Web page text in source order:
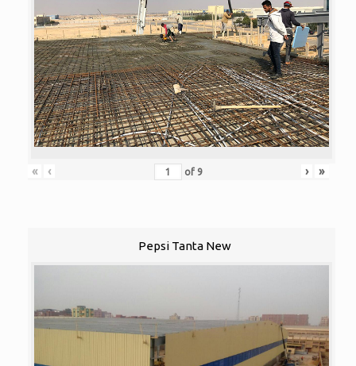
« ‹ of 9 › »
Pepsi Tanta New